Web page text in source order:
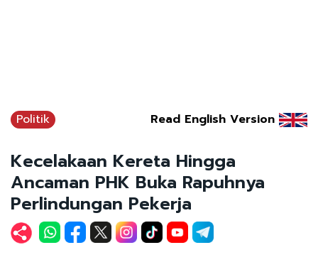
Politik Read English Version
Kecelakaan Kereta Hingga
Ancaman PHK Buka Rapuhnya
Perlindungan Pekerja